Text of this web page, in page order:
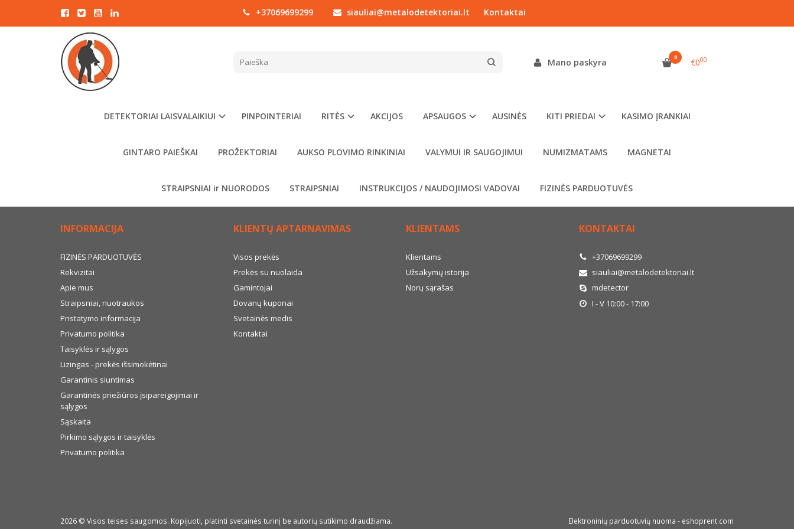
+37069699299 siauliai@metalodetektoriai.lt Kontaktai
Mano paskyra 0 €000
DETEKTORIAI LAISVALAIKIUI PINPOINTERIAI RITĖS AKCIJOS APSAUGOS AUSINĖS KITI PRIEDAI KASIMO ĮRANKIAI
GINTARO PAIEŠKAI PROŽEKTORIAI AUKSO PLOVIMO RINKINIAI VALYMUI IR SAUGOJIMUI NUMIZMATAMS MAGNETAI
STRAIPSNIAI ir NUORODOS STRAIPSNIAI INSTRUKCIJOS / NAUDOJIMOSI VADOVAI FIZINĖS PARDUOTUVĖS
PAMIRŠOTE SAVO SLAPTAŽODĮ?
Pagrindinis Paskyra
GRĮŽTI
INFORMACIJA
FIZINĖS PARDUOTUVĖS
Rekvizitai
Apie mus
Straipsniai, nuotraukos
Pristatymo informacija
Privatumo politika
Taisyklės ir sąlygos
Lizingas - prekės išsimokėtinai
Garantinis siuntimas
Garantinės priežiūros įsipareigojimai ir
sąlygos
Sąskaita
Pirkimo sąlygos ir taisyklės
Privatumo politika
KLIENTŲ APTARNAVIMAS
Visos prekės
Prekės su nuolaida
Gamintojai
Dovanų kuponai
Svetainės medis
Kontaktai
KLIENTAMS
Klientams
Užsakymų istorija
Norų sąrašas
KONTAKTAI
+37069699299
siauliai@metalodetektoriai.lt
mdetector
I - V 10:00 - 17:00
2026 © Visos teisės saugomos. Kopijuoti, platinti svetainės turinį be autorių sutikimo draudžiama. Elektroninių parduotuvių nuoma - eshoprent.com